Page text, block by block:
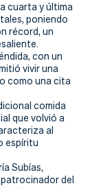
cuarta y última
poniendo
récord, un
con un
vivir una
como una cita
comida
que volvió a
al
espíritu
Subías,
del